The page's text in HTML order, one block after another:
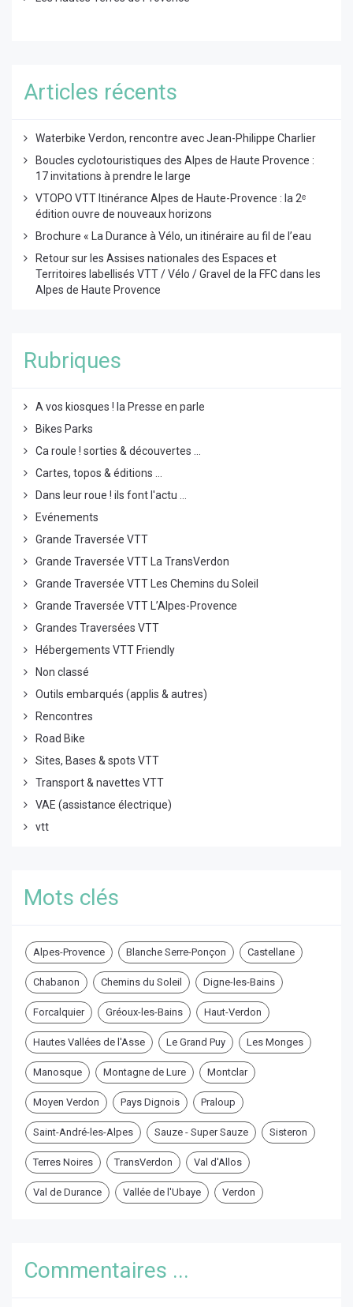
Articles récents
Waterbike Verdon, rencontre avec Jean-Philippe Charlier
Boucles cyclotouristiques des Alpes de Haute Provence :
17 invitations à prendre le large
VTOPO VTT Itinérance Alpes de Haute-Provence : la 2ᵉ
édition ouvre de nouveaux horizons
Brochure « La Durance à Vélo, un itinéraire au fil de l’eau
Retour sur les Assises nationales des Espaces et
Territoires labellisés VTT / Vélo / Gravel de la FFC dans les
Alpes de Haute Provence
Rubriques
A vos kiosques ! la Presse en parle
Bikes Parks
Ca roule ! sorties & découvertes ...
Cartes, topos & éditions ...
Dans leur roue ! ils font l'actu ...
Evénements
Grande Traversée VTT
Grande Traversée VTT La TransVerdon
Grande Traversée VTT Les Chemins du Soleil
Grande Traversée VTT L’Alpes-Provence
Grandes Traversées VTT
Hébergements VTT Friendly
Non classé
Outils embarqués (applis & autres)
Rencontres
Road Bike
Sites, Bases & spots VTT
Transport & navettes VTT
VAE (assistance électrique)
vtt
Mots clés
Alpes-Provence Blanche Serre-Ponçon Castellane
Chabanon Chemins du Soleil Digne-les-Bains
Forcalquier Gréoux-les-Bains Haut-Verdon
Hautes Vallées de l'Asse Le Grand Puy Les Monges
Manosque Montagne de Lure Montclar
Moyen Verdon Pays Dignois Praloup
Saint-André-les-Alpes Sauze - Super Sauze Sisteron
Terres Noires TransVerdon Val d'Allos
Val de Durance Vallée de l'Ubaye Verdon
Commentaires ...